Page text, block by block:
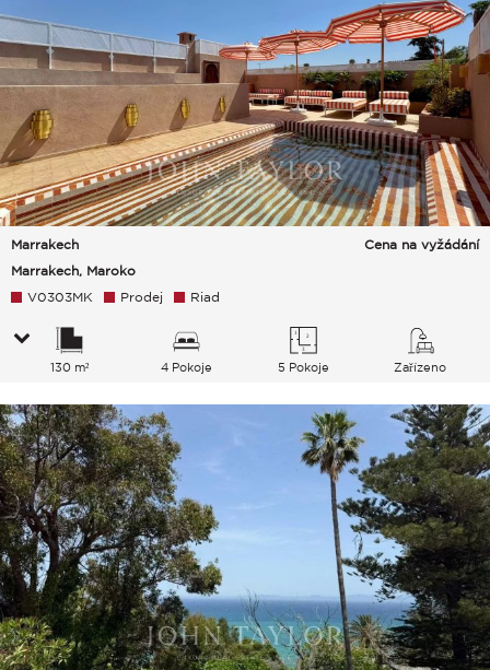
Marrakech
Marrakech, Maroko
Cena na vyžádání
V0303MK Prodej Riad
130 m² 4 Pokoje 5 Pokoje Zařízeno